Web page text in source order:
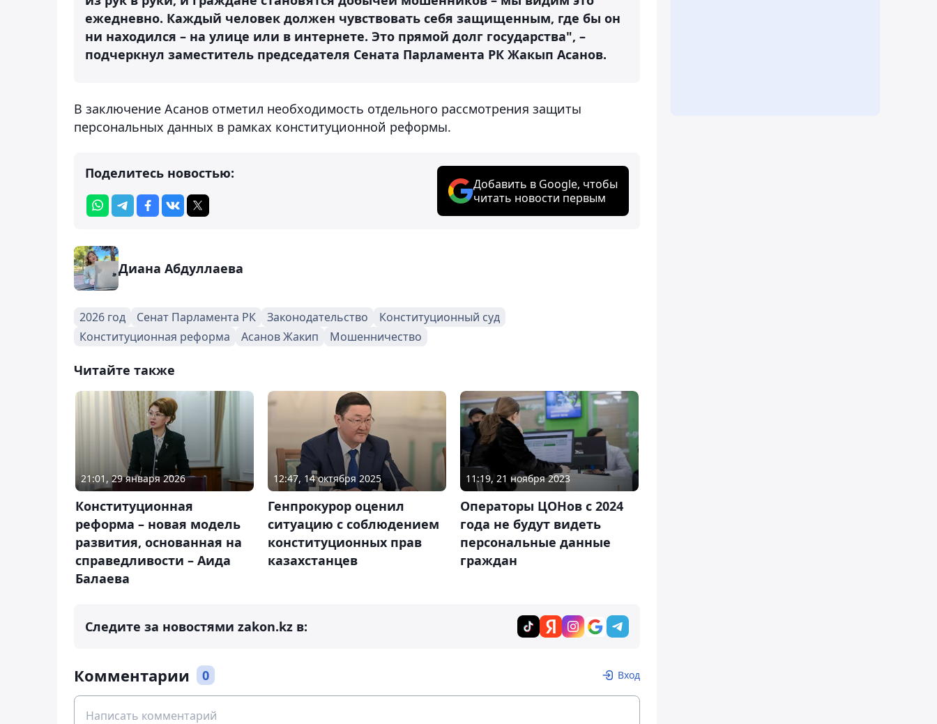
ежедневно. Каждый человек должен чувствовать себя защищенным, где бы он
ни находился – на улице или в интернете. Это прямой долг государства", –
подчеркнул заместитель председателя Сената Парламента РК Жакып Асанов.
В заключение Асанов отметил необходимость отдельного рассмотрения защиты
персональных данных в рамках конституционной реформы.
Поделитесь новостью:
Добавить в Google, чтобы
читать новости первым
Диана Абдуллаева
2026 год Сенат Парламента РК Законодательство
Конституционный суд
Конституционная реформа
Асанов Жакип Мошенничество
Читайте также
21:01, 29 января 2026
Конституционная
реформа – новая модель
развития, основанная на
справедливости – Аида
Балаева
12:47, 14 октября 2025
Генпрокурор оценил
ситуацию с соблюдением
конституционных прав
казахстанцев
11:19, 21 ноября 2023
Операторы ЦОНов с 2024
года не будут видеть
персональные данные
граждан
Следите за новостями zakon.kz в:
Комментарии 0 Вход